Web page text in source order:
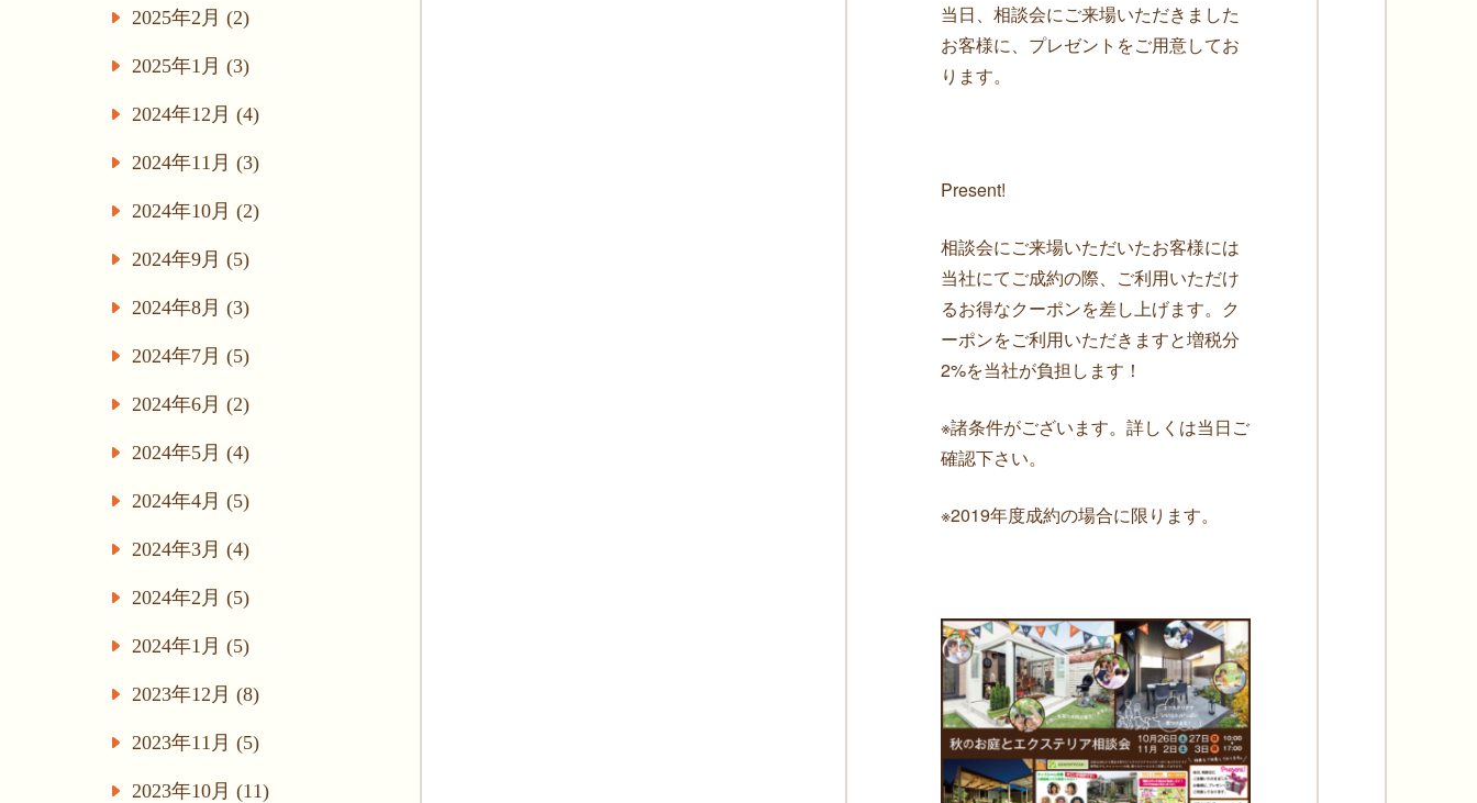
当日、相談会にご来場いただきました
お客様に、プレゼントをご用意してお
ります。
Present!
相談会にご来場いただいたお客様には
当社にてご成約の際、ご利用いただけ
るお得なクーポンを差し上げます。ク
ーポンをご利用いただきますと増税分
2%を当社が負担します！
※諸条件がございます。詳しくは当日ご
確認下さい。
※2019年度成約の場合に限ります。
2025年2月 (2)
2025年1月 (3)
2024年12月 (4)
2024年11月 (3)
2024年10月 (2)
2024年9月 (5)
2024年8月 (3)
2024年7月 (5)
2024年6月 (2)
2024年5月 (4)
2024年4月 (5)
2024年3月 (4)
2024年2月 (5)
2024年1月 (5)
2023年12月 (8)
2023年11月 (5)
2023年10月 (11)